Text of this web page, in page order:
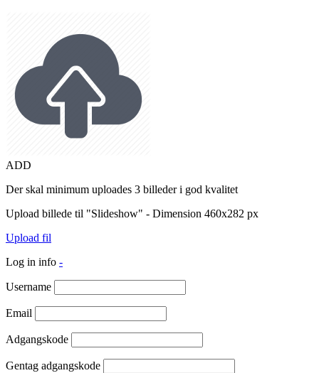
ADD
Der skal minimum uploades 3 billeder i god kvalitet
Upload billede til "Slideshow" - Dimension 460x282 px
Upload fil
Log in info -
Username
Email
Adgangskode
Gentag adgangskode